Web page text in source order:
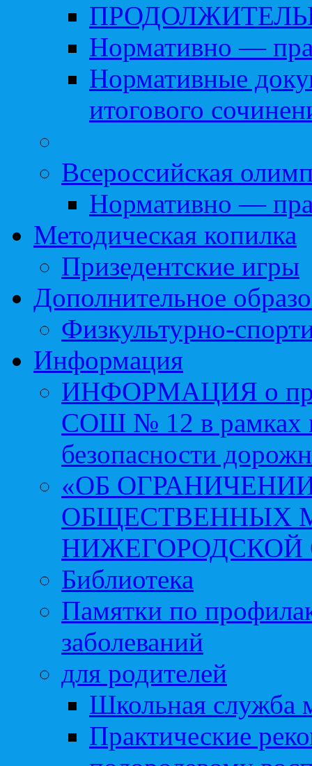
Нормативно —
Нормативные
итогового
Всероссийская
Нормативно —
Методическая копилка
Призедентские игры
Дополнительное
Физкультурно-
Информация
ИНФОРМАЦИЯ о
СОШ № 12 в рамках
безопасности
«ОБ
ОБЩЕСТВЕННЫХ
НИЖЕГОРОДСКОЙ
Библиотека
Памятки по
заболеваний
для родителей
Школьная служба
Практические